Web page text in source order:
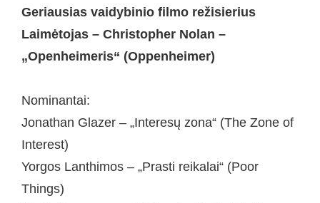
Geriausias vaidybinio filmo režisierius
Laimėtojas – Christopher Nolan –
„Openheimeris“ (Oppenheimer)
Nominantai:
Jonathan Glazer – „Interesų zona“ (The Zone of
Interest)
Yorgos Lanthimos – „Prasti reikalai“ (Poor
Things)